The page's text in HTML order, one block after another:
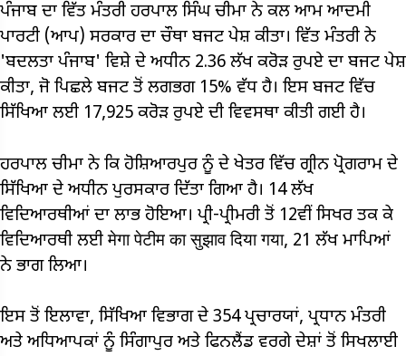
ਪੰਜਾਬ ਦਾ ਵਿੱਤ ਮੰਤਰੀ ਹਰਪਾਲ ਸਿੰਘ ਚੀਮਾ ਨੇ ਕਲ ਆਮ ਆਦਮੀ
ਪਾਰਟੀ (ਆਪ) ਸਰਕਾਰ ਦਾ ਚੌਥਾ ਬਜਟ ਪੇਸ਼ ਕੀਤਾ। ਵਿੱਤ ਮੰਤਰੀ ਨੇ
'ਬਦਲਤਾ ਪੰਜਾਬ' ਵਿਸ਼ੇ ਦੇ ਅਧੀਨ 2.36 ਲੱਖ ਕਰੋੜ ਰੁਪਏ ਦਾ ਬਜਟ ਪੇਸ਼
ਕੀਤਾ, ਜੋ ਪਿਛਲੇ ਬਜਟ ਤੋਂ ਲਗਭਗ 15% ਵੱਧ ਹੈ। ਇਸ ਬਜਟ ਵਿੱਚ
ਸਿੱਖਿਆ ਲਈ 17,925 ਕਰੋੜ ਰੁਪਏ ਦੀ ਵਿਵਸਥਾ ਕੀਤੀ ਗਈ ਹੈ।
ਹਰਪਾਲ ਚੀਮਾ ਨੇ ਕਿ ਹੋਸ਼ਿਆਰਪੁਰ ਨੂੰ ਦੇ ਖੇਤਰ ਵਿੱਚ ਗ੍ਰੀਨ ਪ੍ਰੋਗਰਾਮ ਦੇ
ਸਿੱਖਿਆ ਦੇ ਅਧੀਨ ਪੁਰਸਕਾਰ ਦਿੱਤਾ ਗਿਆ ਹੈ। 14 ਲੱਖ
ਵਿਦਿਆਰਥੀਆਂ ਦਾ ਲਾਭ ਹੋਇਆ। ਪ੍ਰੀ-ਪ੍ਰੀਮਰੀ ਤੋਂ 12ਵੀਂ ਸਿਖਰ ਤਕ ਕੇ
ਵਿਦਿਆਰਥੀ ਲਈ मेगा पेटीम का सुझाव दिया गया, 21 ਲੱਖ ਮਾਪਿਆਂ
ਨੇ ਭਾਗ ਲਿਆ।
ਇਸ ਤੋਂ ਇਲਾਵਾ, ਸਿੱਖਿਆ ਵਿਭਾਗ ਦੇ 354 ਪ੍ਰਚਾਰਯਾਂ, ਪ੍ਰਧਾਨ ਮੰਤਰੀ
ਅਤੇ ਅਧਿਆਪਕਾਂ ਨੂੰ ਸਿੰਗਾਪੁਰ ਅਤੇ ਫਿਨਲੈਂਡ ਵਰਗੇ ਦੇਸ਼ਾਂ ਤੋਂ ਸਿਖਲਾਈ